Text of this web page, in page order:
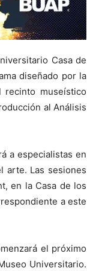
Casa de
diseñado por la
museístico
al Análisis
a especialistas en
arte. Las sesiones
en la Casa de los
a este
el próximo
Universitario.